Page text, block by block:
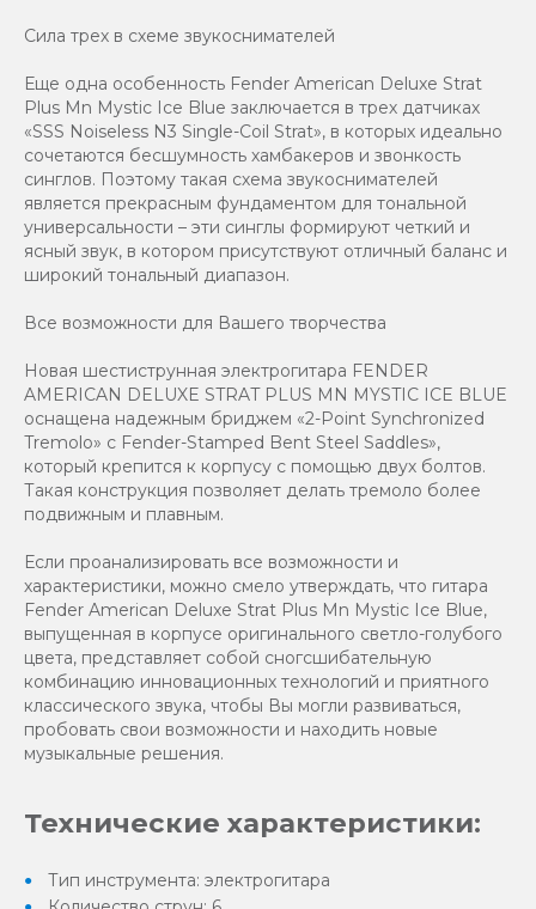
Сила трех в схеме звукоснимателей
Еще одна особенность Fender American Deluxe Strat
Plus Mn Mystic Ice Blue заключается в трех датчиках
«SSS Noiseless N3 Single-Coil Strat», в которых идеально
сочетаются бесшумность хамбакеров и звонкость
синглов. Поэтому такая схема звукоснимателей
является прекрасным фундаментом для тональной
универсальности – эти синглы формируют четкий и
ясный звук, в котором присутствуют отличный баланс и
широкий тональный диапазон.
Все возможности для Вашего творчества
Новая шестиструнная электрогитара FENDER
AMERICAN DELUXE STRAT PLUS MN MYSTIC ICE BLUE
оснащена надежным бриджем «2-Point Synchronized
Tremolo» с Fender-Stamped Bent Steel Saddles»,
который крепится к корпусу с помощью двух болтов.
Такая конструкция позволяет делать тремоло более
подвижным и плавным.
Если проанализировать все возможности и
характеристики, можно смело утверждать, что гитара
Fender American Deluxe Strat Plus Mn Mystic Ice Blue,
выпущенная в корпусе оригинального светло-голубого
цвета, представляет собой сногсшибательную
комбинацию инновационных технологий и приятного
классического звука, чтобы Вы могли развиваться,
пробовать свои возможности и находить новые
музыкальные решения.
Технические характеристики:
Тип инструмента: электрогитара